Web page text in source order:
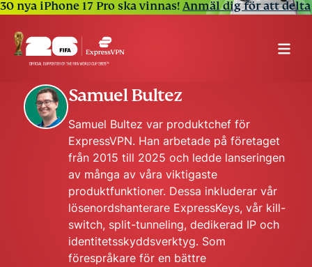
30 nya iPhone 17 Pro ska vinnas!Anmäl dig för att delta
Samuel Bultez
Samuel Bultez var produktchef för
ExpressVPN. Han arbetade på företaget
från 2015 till 2025 och ledde lanseringen
av många av våra viktigaste
produktfunktioner. Dessa inkluderar vår
lösenordshanterare ExpressKeys, vår kill-
switch, split-tunneling, dedikerad IP och
identitetsskyddsverktyg. Som
förespråkare för en bättre